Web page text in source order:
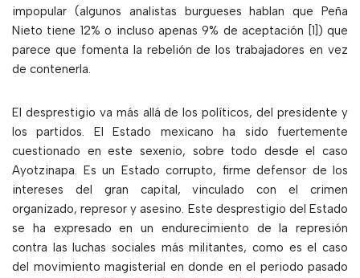
impopular (algunos analistas burgueses hablan que Peña
Nieto tiene 12% o incluso apenas 9% de aceptación [1]) que
parece que fomenta la rebelión de los trabajadores en vez
de contenerla.
El desprestigio va más allá de los políticos, del presidente y
los partidos. El Estado mexicano ha sido fuertemente
cuestionado en este sexenio, sobre todo desde el caso
Ayotzinapa. Es un Estado corrupto, firme defensor de los
intereses del gran capital, vinculado con el crimen
organizado, represor y asesino. Este desprestigio del Estado
se ha expresado en un endurecimiento de la represión
contra las luchas sociales más militantes, como es el caso
del movimiento magisterial en donde en el periodo pasado